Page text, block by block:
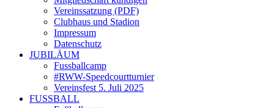
Vereinssatzung (PDF)
Clubhaus und Stadion
Impressum
Datenschutz
JUBILÄUM
Fussballcamp
#RWW-Speedcourtturnier
Vereinsfest 5. Juli 2025
FUSSBALL